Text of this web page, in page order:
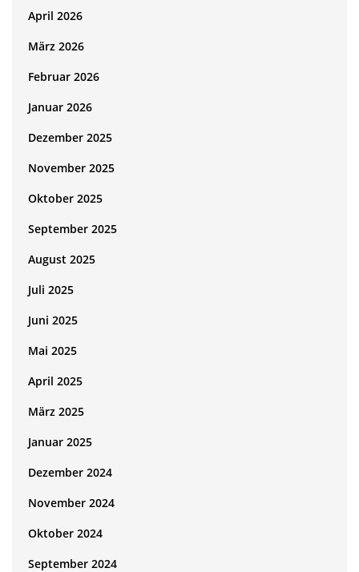
April 2026
März 2026
Februar 2026
Januar 2026
Dezember 2025
November 2025
Oktober 2025
September 2025
August 2025
Juli 2025
Juni 2025
Mai 2025
April 2025
März 2025
Januar 2025
Dezember 2024
November 2024
Oktober 2024
September 2024